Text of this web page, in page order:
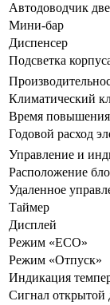
Автодоводчик
Мини-бар
Диспенсер
Подсветка
Климатический
Время
Годовой расход
Управление и
Расположение
Удаленное
Таймер
Дисплей
Режим «ECO»
Режим «Отпуск»
Индикация
Сигнал открытой